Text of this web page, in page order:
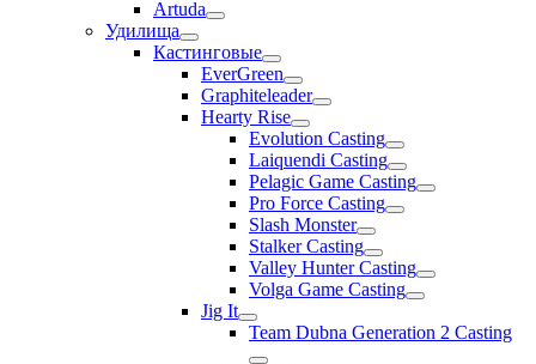
Artuda
Удилища
Кастинговые
EverGreen
Graphiteleader
Hearty Rise
Evolution Casting
Laiquendi Casting
Pelagic Game Casting
Pro Force Casting
Slash Monster
Stalker Casting
Valley Hunter Casting
Volga Game Casting
Jig It
Team Dubna Generation 2 Casting